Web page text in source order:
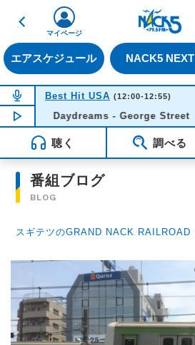
戻る
エアスケジュール NACK5 NEXT
マイページ
NOW ON AIR
Best Hit USA (12:00-12:55)
NOW PLAYING 11:49
Daydreams - George Street
聴く 調べる
番組ブログ
BLOG
スギテツのGRAND NACK RAILROAD